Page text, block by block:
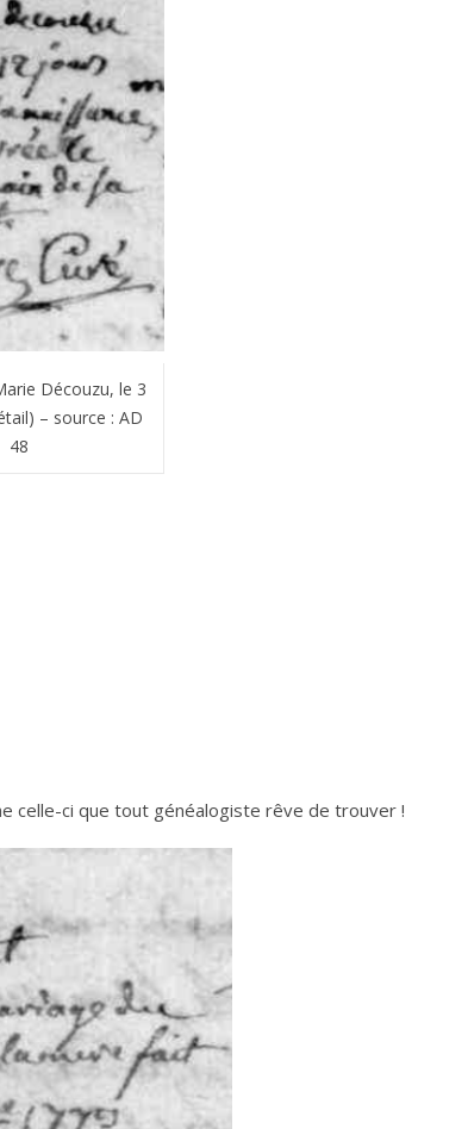
Découzu, le 3
– source : AD
48
celle-ci que tout généalogiste rêve de trouver !